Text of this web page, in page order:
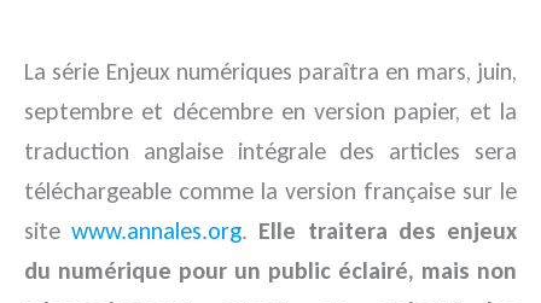
La série Enjeux numériques paraîtra en mars, juin,
septembre et décembre en version papier, et la
traduction anglaise intégrale des articles sera
téléchargeable comme la version française sur le
sitewww.annales.org. Elle traitera des enjeux
du numérique pour un public éclairé, mais non